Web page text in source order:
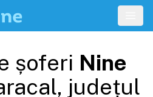
șoferi Nine
, județul